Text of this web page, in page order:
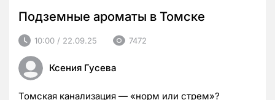
Подземные ароматы в Томске
10:00 / 22.09.25 7472
Ксения Гусева
Томская канализация — «норм или стрем»?